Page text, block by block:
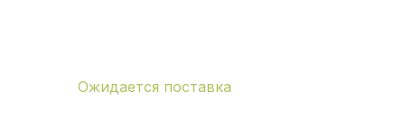
Ожидается поставка